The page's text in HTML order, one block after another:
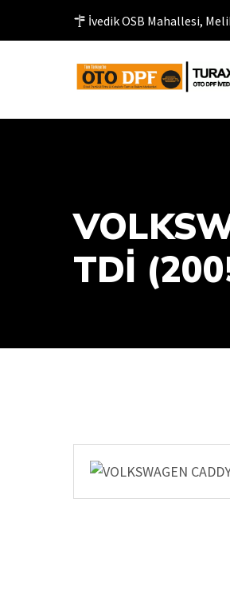
İvedik OSB Mahallesi,
TDİ